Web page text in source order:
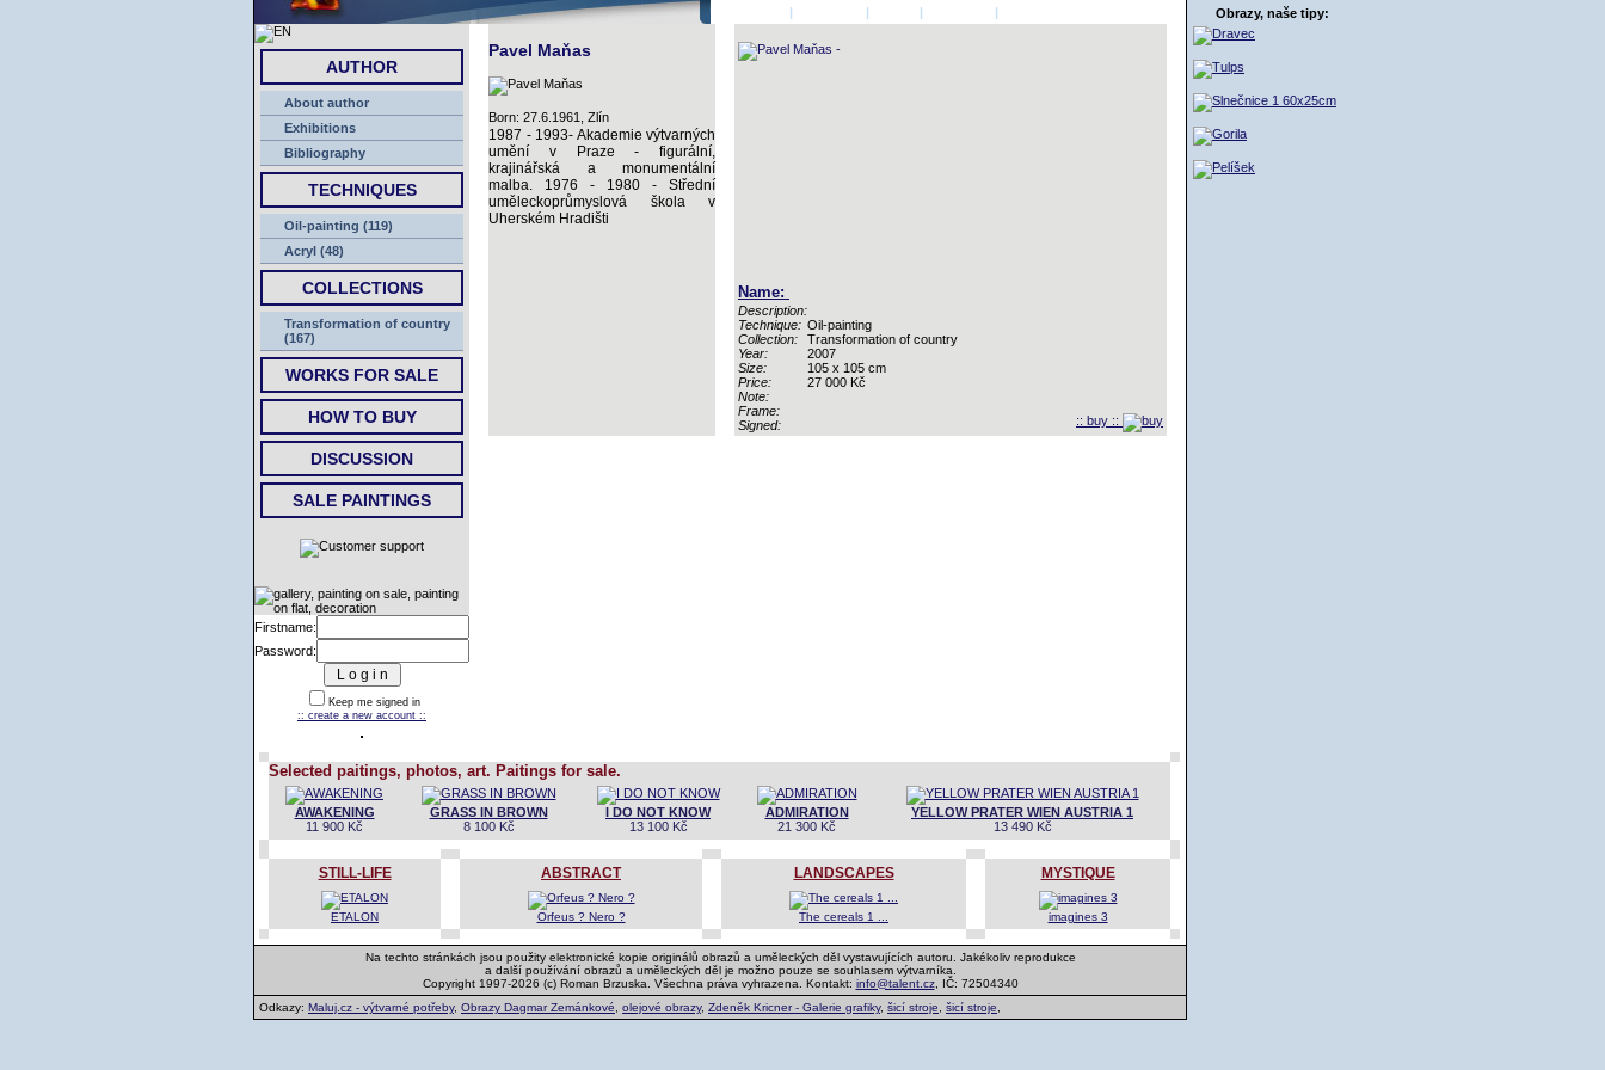
| | | |
AUTHOR
About author
Exhibitions
Bibliography
TECHNIQUES
Oil-painting (119)
Acryl (48)
COLLECTIONS
Transformation of country
(167)
WORKS FOR SALE
HOW TO BUY
DISCUSSION
SALE PAINTINGS
Firstname:
Password:
Keep me signed in
:: create a new account ::
Pavel Maňas
Born: 27.6.1961, Zlín
1987 - 1993- Akademie výtvarných
umění v Praze - figurální,
krajinářská a monumentální
malba. 1976 - 1980 - Střední
uměleckoprůmyslová škola v
Uherském Hradišti
Name:
Description:
Technique: Oil-painting
Collection:
Transformation of country
Year:
2007
Size:
105 x 105 cm
Price:
27 000 Kč
Note:
Frame:
Signed:
:: buy ::
Selected paitings, photos, art. Paitings for sale.
AWAKENING
11 900 Kč
GRASS IN BROWN
8 100 Kč
I DO NOT KNOW
13 100 Kč
ADMIRATION
21 300 Kč
YELLOW PRATER WIEN AUSTRIA 1
13 490 Kč
STILL-LIFE
ETALON
ABSTRACT
Orfeus ? Nero ?
LANDSCAPES
The cereals 1 ...
MYSTIQUE
imagines 3
Na techto stránkách jsou použity elektronické kopie originálů obrazů a uměleckých děl vystavujících autoru. Jakékoliv reprodukce
a další používání obrazů a uměleckých děl je možno pouze se souhlasem výtvarníka.
Copyright 1997-2026 (c) Roman Brzuska. Všechna práva vyhrazena. Kontakt: info@talent.cz, IČ: 72504340
Odkazy: Maluj.cz - výtvarné potřeby, Obrazy Dagmar Zemánkové olejové obrazy, Zdeněk Kricner - Galerie grafiky, šicí stroje šicí stroje
Obrazy, naše tipy: